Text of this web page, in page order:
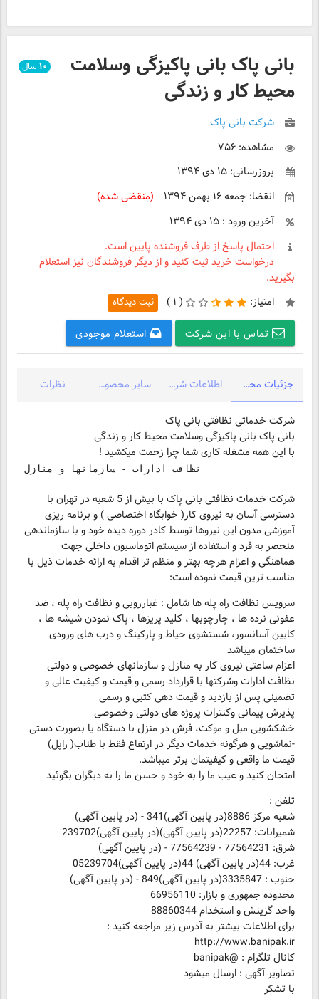
بانی پاک بانی پاکیزگی وسلامت
محیط کار و زندگی
شرکت بانی پاک
مشاهده: ۷۵۶
بروزرسانی: ۱۵ دی ۱۳۹۴
انقضا: جمعه ۱۶ بهمن ۱۳۹۴
(منقضی شده)
آخرین ورود : ۱۵ دی ۱۳۹۴
احتمال پاسخ از طرف فروشنده پایین است.
درخواست خرید ثبت کنید و از دیگر فروشندگان نیز استعلام
بگیرید.
امتیاز:
( ۱ ) ثبت دیدگاه
تماس با این شرکت استعلام موجودی
۱۰ سال
جزئیات محصول اطلاعات شرکت سایر محصولات شرکت نظرات
بانی پاک بانی پاکیزگی وسلامت محیط کار و زندگی
با این همه مشغله کاری شما چرا زحمت میکشید !
شرکت خدمات نظافتی بانی پاک با بیش از 5 شعبه در تهران با
دسترسی آسان به نیروی کار( خوابگاه اختصاصی ) و برنامه ریزی
آموزشی مدون این نیروها توسط کادر دوره دیده خود و با سازماندهی
منحصر به فرد و استفاده از سیستم اتوماسیون داخلی جهت
هماهنگی و اعزام هرچه بهتر و منظم تر اقدام به ارائه خدمات ذیل با
مناسب ترین قیمت نموده است:
سرویس نظافت راه پله ها شامل : غبارروبی و نظافت راه پله ، ضد
عفونی نرده ها ، چارچوبها ، کلید پریزها ، پاک نمودن شیشه ها ،
کابین آسانسور، شستشوی حیاط و پارکینگ و درب های ورودی
ساختمان میباشد
اعزام ساعتی نیروی کار به منازل و سازمانهای خصوصی و دولتی
نظافت ادارات وشرکتها با قرارداد رسمی و قیمت و کیفیت عالی و
تضمینی پس از بازدید و قیمت دهی کتبی و رسمی
پذیرش پیمانی وکنترات پروژه های دولتی وخصوصی
امتحان کنید و عیب ما را به خود و حسن ما را به دیگران بگوئید
شعبه مرکز 8886(در پایین آگهی)341 - (در پایین آگهی)
شمیرانات: 22257(در پایین آگهی)(در پایین آگهی)239702
شرق: 77564231 - 77564239 - (در پایین آگهی)
غرب: 44(در پایین آگهی) 44(در پایین آگهی)05239704
جنوب : 3335847(در پایین آگهی)849 - (در پایین آگهی)
محدوده جمهوری و بازار: 66956110
واحد گزینش و استخدام 88860344
تصاویر آگهی : ارسال میشود